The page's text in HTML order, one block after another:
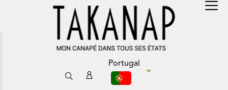
Portugal